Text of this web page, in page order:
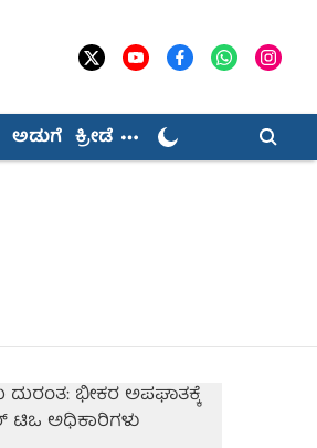
ಅಡುಗೆ ಕ್ರೀಡೆ